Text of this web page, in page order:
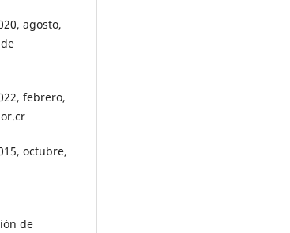
agosto,
febrero,
octubre,
de